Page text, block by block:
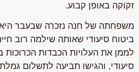
זקוקה באופן קבוע.
משפחתה של חנה נזכרה שבעבר
ביטוח סיעודי שאותה שילמה רוב
לממן את העלויות הכבדות הכרוכות
סיעודי, והגישו תביעה לתשלום